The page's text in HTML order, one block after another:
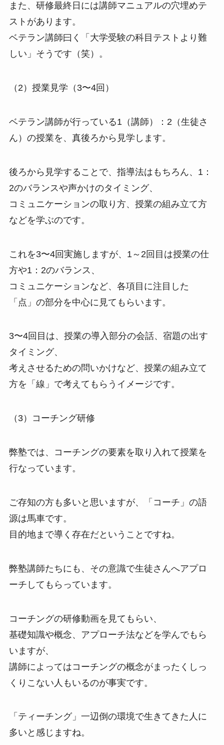
また、研修最終日には講師マニュアルの穴埋めテ
ストがあります。
ベテラン講師曰く「大学受験の科目テストより難
しい」そうです（笑）。
（2）授業見学（3〜4回）
ベテラン講師が行っている1（講師）：2（生徒さ
ん）の授業を、真後ろから見学します。
後ろから見学することで、指導法はもちろん、1：
2のバランスや声かけのタイミング、
コミュニケーションの取り方、授業の組み立て方
などを学ぶのです。
これを3〜4回実施しますが、1～2回目は授業の仕
方や1：2のバランス、
コミュニケーションなど、各項目に注目した
「点」の部分を中心に見てもらいます。
3〜4回目は、授業の導入部分の会話、宿題の出す
タイミング、
考えさせるための問いかけなど、授業の組み立て
方を「線」で考えてもらうイメージです。
（3）コーチング研修
弊塾では、コーチングの要素を取り入れて授業を
行なっています。
ご存知の方も多いと思いますが、「コーチ」の語
源は馬車です。
目的地まで導く存在だということですね。
弊塾講師たちにも、その意識で生徒さんへアプロ
ーチしてもらっています。
コーチングの研修動画を見てもらい、
基礎知識や概念、アプローチ法などを学んでもら
いますが、
講師によってはコーチングの概念がまったくしっ
くりこない人もいるのが事実です。
「ティーチング」一辺倒の環境で生きてきた人に
多いと感じますね。